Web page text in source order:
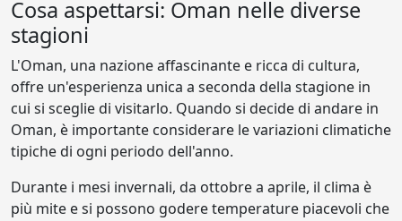
Cosa aspettarsi: Oman nelle diverse
stagioni
L'Oman, una nazione affascinante e ricca di cultura,
offre un'esperienza unica a seconda della stagione in
cui si sceglie di visitarlo. Quando si decide di andare in
Oman, è importante considerare le variazioni climatiche
tipiche di ogni periodo dell'anno.
Durante i mesi invernali, da ottobre a aprile, il clima è
più mite e si possono godere temperature piacevoli che